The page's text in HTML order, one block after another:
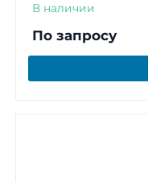
В наличии
По запросу